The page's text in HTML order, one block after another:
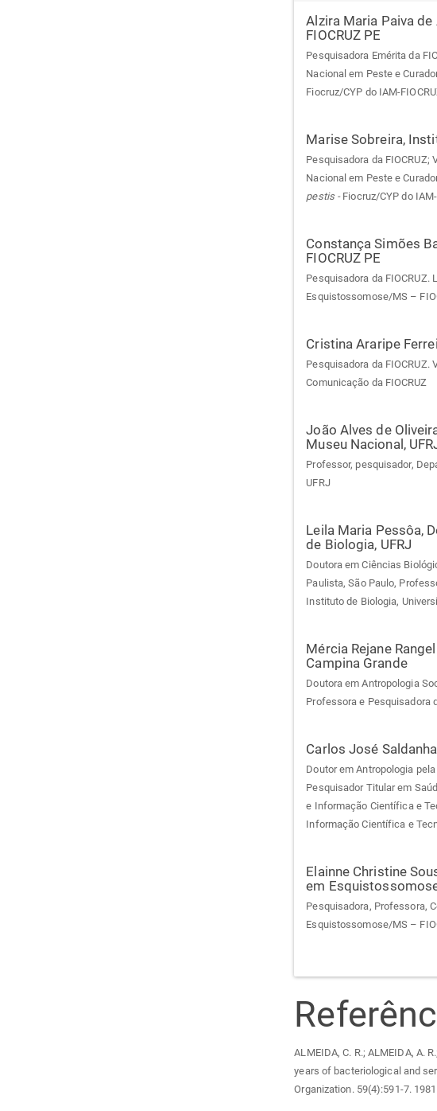
Alzira Maria Paiva de
FIOCRUZ PE
Pesquisadora Emérita da
Nacional em Peste e
Fiocruz/CYP do IAM-
Marise Sobreira,
Pesquisadora da FIOCRUZ;
Nacional em Peste e
pestis - Fiocruz/CYP do
Constança Simões
FIOCRUZ PE
Pesquisadora da FIOCRUZ.
Esquistossomose/MS –
Cristina Araripe
Pesquisadora da
Comunicação da FIOCRUZ
João Alves de
Museu Nacional,
Professor, pesquisador,
UFRJ
Leila Maria Pessôa,
de Biologia, UFRJ
Doutora em Ciências
Paulista, São Paulo,
Instituto de Biologia,
Mércia Rejane
Campina Grande
Doutora em Antropologia
Professora e Pesquisadora
Carlos José
Doutor em Antropologia
Pesquisador Titular em
e Informação Científica e
Informação Científica e
Elainne Christine
em
Pesquisadora, Professora,
Esquistossomose/MS –
ALMEIDA, C. R.; ALMEIDA, A.
years of bacteriological and
Organization. 59(4):591-7.